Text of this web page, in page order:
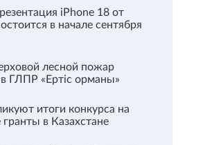
iPhone 18 от
в начале сентября
лесной пожар
ГЛПР «Ертіс орманы»
итоги конкурса на
в Казахстане